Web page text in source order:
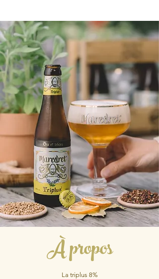
À propos
La triplus 8%